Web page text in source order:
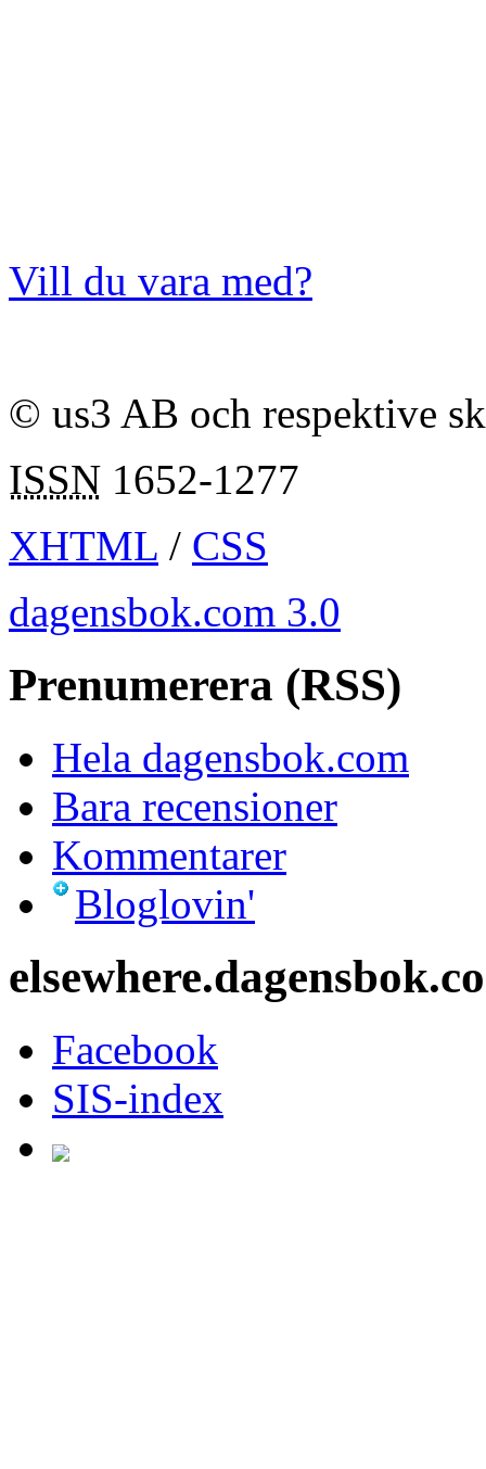
Vill du vara med?
© us3 AB och respektive
ISSN 1652-1277
XHTML / CSS
dagensbok.com 3.0
Prenumerera (RSS)
Hela dagensbok.com
Bara recensioner
Kommentarer
Bloglovin'
Facebook
SIS-index